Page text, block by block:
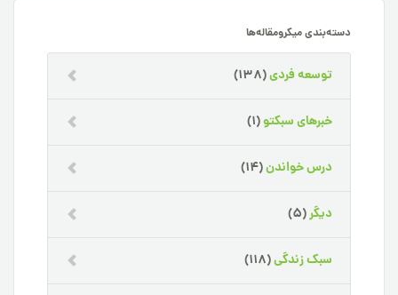
دسته‌بندی میکرومقاله‌ها
توسعه فردی(138)
خبرهای سبکتو(1)
درس خواندن(14)
دیگر(5)
سبک زندگی(118)